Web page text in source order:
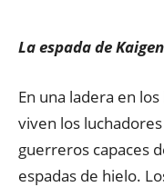
La espada de Kaigen
En una ladera en
viven los
guerreros capaces
espadas de hielo.